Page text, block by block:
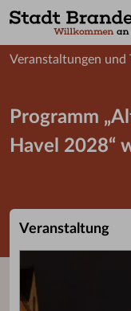
Presseservice
Veranstaltungen und
Programm
Havel 2028“
Veranstaltung